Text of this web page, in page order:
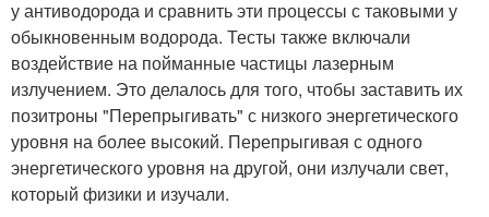
у антиводорода и сравнить эти процессы с таковыми у
обыкновенным водорода. Тесты также включали
воздействие на пойманные частицы лазерным
излучением. Это делалось для того, чтобы заставить их
позитроны "Перепрыгивать" с низкого энергетического
уровня на более высокий. Перепрыгивая с одного
энергетического уровня на другой, они излучали свет,
который физики и изучали.